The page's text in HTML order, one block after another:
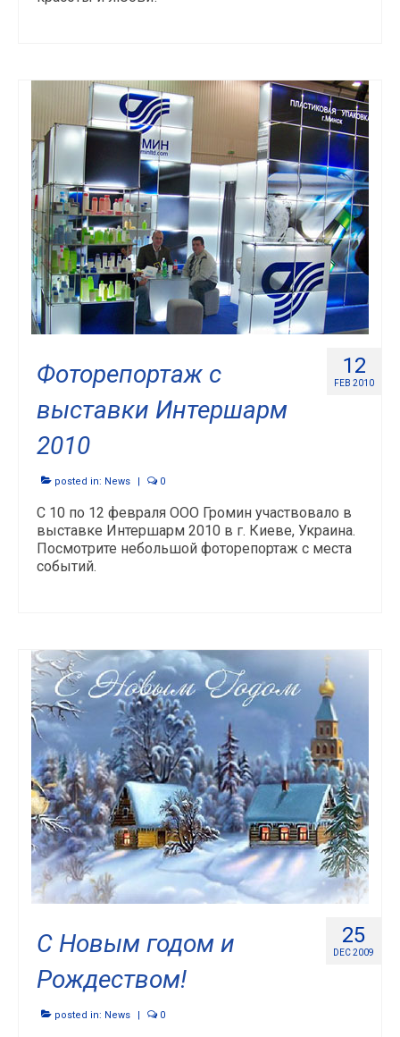
12
FEB 2010
Фоторепортаж с
выставки Интершарм
2010
posted in: News 0
С 10 по 12 февраля ООО Громин участвовало в
выставке Интершарм 2010 в г. Киеве, Украина.
Посмотрите небольшой фоторепортаж с места
событий.
25
DEC 2009
С Новым годом и
Рождеством!
posted in: News 0